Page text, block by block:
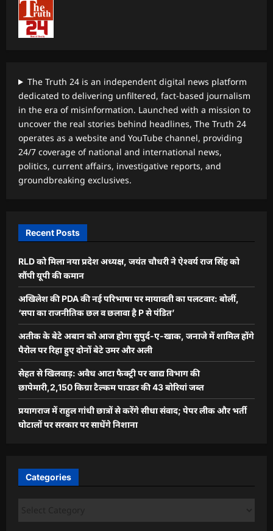
The Truth 24 is an independent digital news platform
dedicated to delivering unfiltered, fact-based journalism
in the era of misinformation. Launched with a mission to
uncover the real stories behind headlines, The Truth 24
operates as a website and YouTube channel, providing
24/7 coverage of national and international news,
politics, current affairs, investigative reports, and
groundbreaking exclusives.
Recent Posts
RLD को मिला नया प्रदेश अध्यक्ष, जयंत चौधरी ने ऐश्वर्य राज सिंह को
सौंपी यूपी की कमान
अखिलेश की PDA की नई परिभाषा पर मायावती का पलटवार: बोलीं,
‘सपा का राजनीतिक छल व छलावा है P से पंडित’
अतीक के बेटे अबान को आज होगा सुपुर्द-ए-खाक, जनाजे में शामिल होंगे
पैरोल पर रिहा हुए दोनों बेटे उमर और अली
सेहत से खिलवाड़: अवैध आटा फैक्ट्री पर खाद्य विभाग की
छापेमारी,2,150 किग्रा टैल्कम पाउडर की 43 बोरियां जब्त
प्रयागराज में राहुल गांधी छात्रों से करेंगे सीधा संवाद; पेपर लीक और भर्ती
घोटालों पर सरकार पर साधेंगे निशाना
Categories